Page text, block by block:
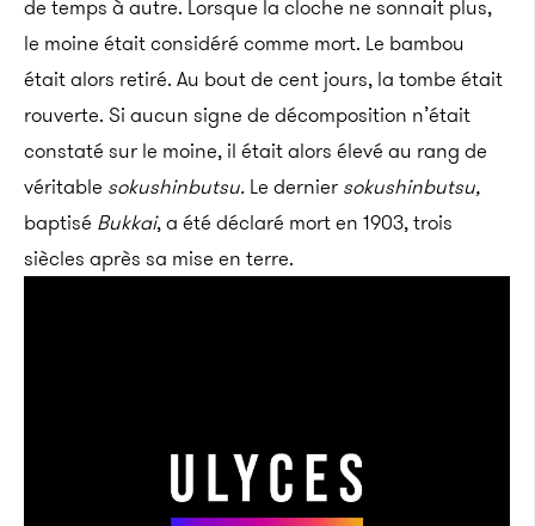
de temps à autre. Lorsque la cloche ne sonnait plus,
le moine était considéré comme mort. Le bambou
était alors retiré. Au bout de cent jours, la tombe était
rouverte. Si aucun signe de décomposition n’était
constaté sur le moine, il était alors élevé au rang de
véritable sokushinbutsu. Le dernier sokushinbutsu,
baptisé Bukkai, a été déclaré mort en 1903, trois
siècles après sa mise en terre.